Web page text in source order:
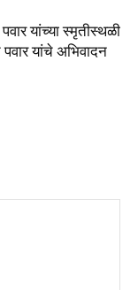
यांच्या स्मृतीस्थळी
यांचे अभिवादन